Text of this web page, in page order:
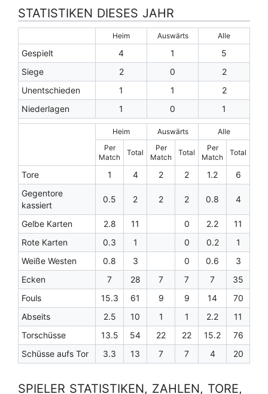
STATISTIKEN DIESES JAHR
Heim Auswärts Alle
Gespielt 4 1
5
Siege
2 0
2
Unentschieden
1 1
2
Niederlagen
1 0 1
Heim Auswärts
Alle
Per
Match
Total
Per
Match
Total
Per
Match
Total
Tore 1 4 2 2 1.2
6
Gegentore
kassiert
0.5 2 2 2 0.8 4
Gelbe Karten 2.8 11 0 2.2
11
Rote Karten
0.3 1 0 0.2
1
Weiße Westen
0.8 3 0 0.6
3
Ecken
7 28 7 7 7
35
Fouls
15.3 61 9 9 14
70
Abseits
2.5 10 1 1 2.2
11
Torschüsse
13.5 54 22 22 15.2
76
Schüsse aufs Tor
3.3 13 7 7 4 20
SPIELER STATISTIKEN, ZAHLEN, TORE,